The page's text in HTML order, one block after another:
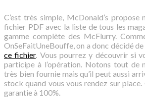
C’est très simple, McDonald’s propose
fichier PDF avec la liste de tous les
gamme complète des McFlurry.
OnSeFaitUneBouffe, on a donc décidé
ce fichier. Vous pourrez y découvrir si
participe à l’opération. Notons tout de
très bien fournie mais qu’il peut aussi
stock quand vous vous rendez sur place.
garantie à 100%.